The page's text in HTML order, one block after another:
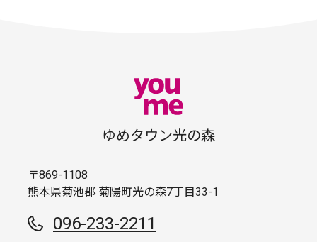
ゆめタウン光の森
〒869-1108
熊本県菊池郡 菊陽町光の森7丁目33-1
096-233-2211